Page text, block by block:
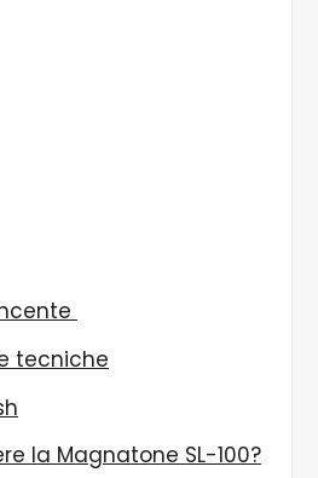
tecniche
la Magnatone SL-100?